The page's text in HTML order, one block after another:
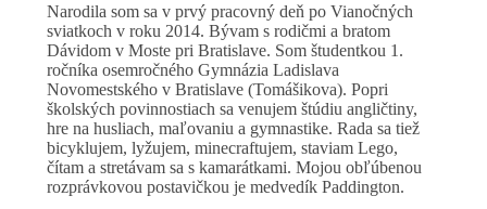
Narodila som sa v prvý pracovný deň po Vianočných
sviatkoch v roku 2014. Bývam s rodičmi a bratom
Dávidom v Moste pri Bratislave. Som študentkou 1.
ročníka osemročného Gymnázia Ladislava
Novomestského v Bratislave (Tomášikova). Popri
školských povinnostiach sa venujem štúdiu angličtiny,
hre na husliach, maľovaniu a gymnastike. Rada sa tiež
bicyklujem, lyžujem, minecraftujem, staviam Lego,
čítam a stretávam sa s kamarátkami. Mojou obľúbenou
rozprávkovou postavičkou je medvedík Paddington.